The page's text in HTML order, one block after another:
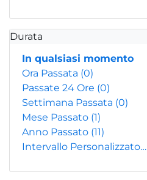
Durata
In qualsiasi momento
Ora Passata (0)
Passate 24 Ore (0)
Settimana Passata (0)
Mese Passato (1)
Anno Passato (11)
Intervallo Personalizzato…